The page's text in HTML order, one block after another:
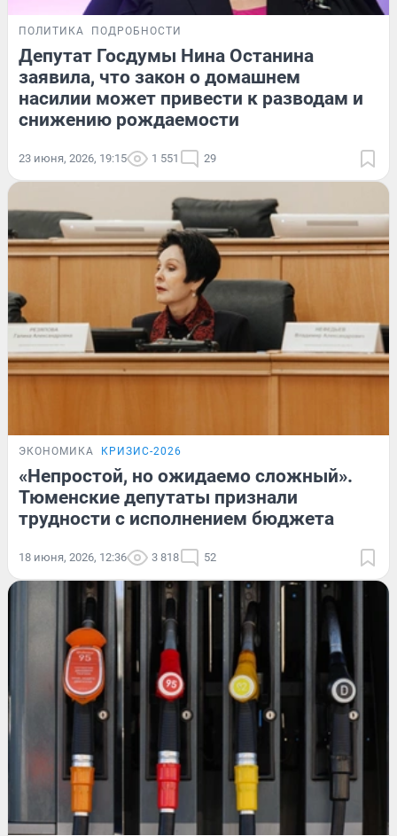
ПОЛИТИКА ПОДРОБНОСТИ
Депутат Госдумы Нина Останина
заявила, что закон о домашнем
насилии может привести к разводам и
снижению рождаемости
23 июня, 2026, 19:15 1 551 29
ЭКОНОМИКА КРИЗИС-2026
«Непростой, но ожидаемо сложный».
Тюменские депутаты признали
трудности с исполнением бюджета
18 июня, 2026, 12:36 3 818 52